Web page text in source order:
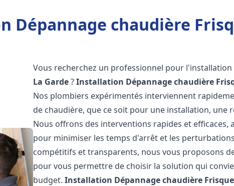
Dépannage chaudière
Vous recherchez un professionnel pour
La Garde?Installation Dépannage chaudière
Nos plombiers expérimentés interviennent
de chaudière, que ce soit pour une installation, une
Nous offrons des interventions rapides et efficaces,
pour minimiser les temps d'arrêt et les
compétitifs et transparents, nous vous proposons
pour vous permettre de choisir la solution qui
budget.Installation Dépannage chaudière